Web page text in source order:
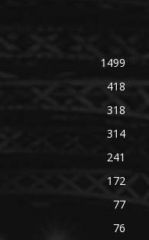
1499
418
318
314
241
172
77
76